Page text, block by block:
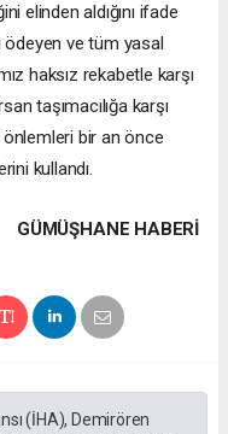
elinden aldığını ifade
ödeyen ve tüm yasal
haksız rekabetle karşı
taşımacılığa karşı
bir an önce
kullandı.
GÜMÜŞHANE HABERİ
(İHA), Demirören